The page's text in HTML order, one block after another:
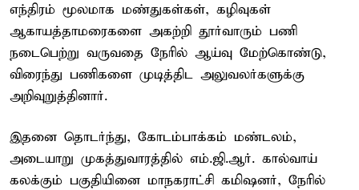
எந்திரம் மூலமாக மண்துகள்கள், கழிவுகள்
ஆகாயத்தாமரைகளை அகற்றி தூர்வாரும் பணி
நடைபெற்று வருவதை நேரில் ஆய்வு மேற்கொண்டு,
விரைந்து பணிகளை முடித்திட அலுவலர்களுக்கு
அறிவுறுத்தினார்.
இதனை தொடர்ந்து, கோடம்பாக்கம் மண்டலம்,
அடையாறு முகத்துவாரத்தில் எம்.ஜி.ஆர். கால்வாய்
கலக்கும் பகுதியினை மாநகராட்சி கமிஷனர், நேரில்